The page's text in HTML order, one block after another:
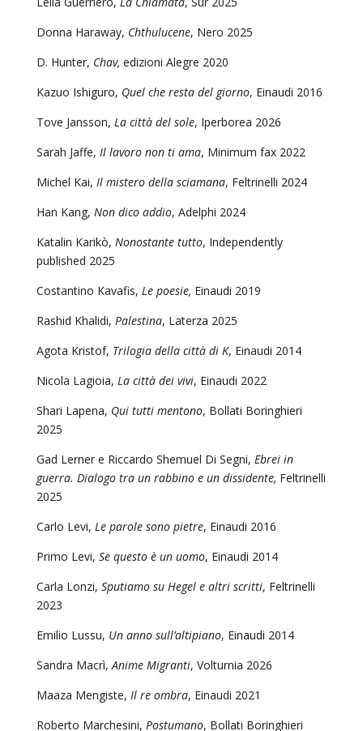
Donna Haraway, Chthulucene, Nero 2025
D. Hunter, Chav, edizioni Alegre 2020
Kazuo Ishiguro, Quel che resta del giorno, Einaudi 2016
Tove Jansson, La città del sole, Iperborea 2026
Sarah Jaffe, Il lavoro non ti ama, Minimum fax 2022
Michel Kai, Il mistero della sciamana, Feltrinelli 2024
Han Kang, Non dico addio, Adelphi 2024
Katalin Karikò, Nonostante tutto, Independently
published 2025
Costantino Kavafis, Le poesie, Einaudi 2019
Rashid Khalidi, Palestina, Laterza 2025
Agota Kristof, Trilogia della città di K, Einaudi 2014
Nicola Lagioia, La città dei vivi, Einaudi 2022
Shari Lapena, Qui tutti mentono, Bollati Boringhieri
2025
Gad Lerner e Riccardo Shemuel Di Segni, Ebrei in
guerra. Dialogo tra un rabbino e un dissidente, Feltrinelli
2025
Carlo Levi, Le parole sono pietre, Einaudi 2016
Primo Levi, Se questo è un uomo, Einaudi 2014
Carla Lonzi, Sputiamo su Hegel e altri scritti, Feltrinelli
2023
Emilio Lussu, Un anno sull’altipiano, Einaudi 2014
Sandra Macrì,Anime Migranti, Volturnia 2026
Maaza Mengiste, Il re ombra, Einaudi 2021
Roberto Marchesini, Postumano, Bollati Boringhieri